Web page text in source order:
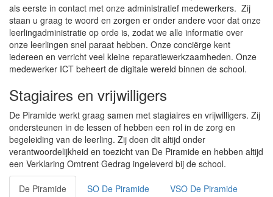
als eerste in contact met onze administratief medewerkers. Zij
staan u graag te woord en zorgen er onder andere voor dat onze
leerlingadministratie op orde is, zodat we alle informatie over
onze leerlingen snel paraat hebben. Onze conciërge kent
iedereen en verricht veel kleine reparatiewerkzaamheden. Onze
medewerker ICT beheert de digitale wereld binnen de school.
Stagiaires en vrijwilligers
De Piramide werkt graag samen met stagiaires en vrijwilligers. Zij
ondersteunen in de lessen of hebben een rol in de zorg en
begeleiding van de leerling. Zij doen dit altijd onder
verantwoordelijkheid en toezicht van De Piramide en hebben altijd
een Verklaring Omtrent Gedrag ingeleverd bij de school.
De Piramide SO De Piramide VSO De Piramide